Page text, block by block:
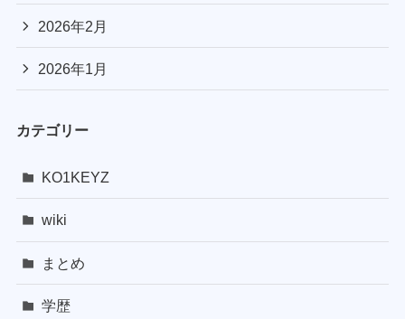
2026年2月
2026年1月
カテゴリー
KO1KEYZ
wiki
まとめ
学歴